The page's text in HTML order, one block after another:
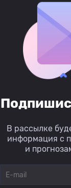
В рассылке
информация с
и